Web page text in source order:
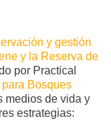
y gestión
y la Reserva de
por Practical
Bosques
medios de vida y
estrategias: